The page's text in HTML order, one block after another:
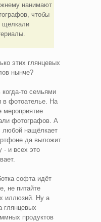
нанимают
чтобы
щелкали
этих глянцевых
нынче?
то семьями
в фотоателье. На
мероприятие
фотографов. А
любой нащёлкает
да выложит
- и всех это
софта идёт
не питайте
иллюзий. Ну а
глянцевых
продуктов